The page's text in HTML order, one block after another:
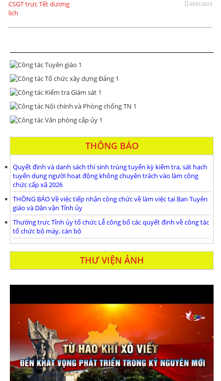
03/01/2019
THÔNG BÁO
Quyết định và danh sách thí sinh trúng tuyển kỳ kiểm tra, sát hạch
tuyển dụng người hoạt động không chuyên trách vào làm công
chức cấp xã 2026
THÔNG BÁO Về việc tiếp nhận công chức về làm việc tại Ban Tuyên
giáo và Dân vận Tỉnh ủy
Thường trưc Tỉnh ủy tổ chức Lễ công bố các quyết định về công tác
tổ chức bộ máy, cán bộ
THƯ VIỆN ẢNH